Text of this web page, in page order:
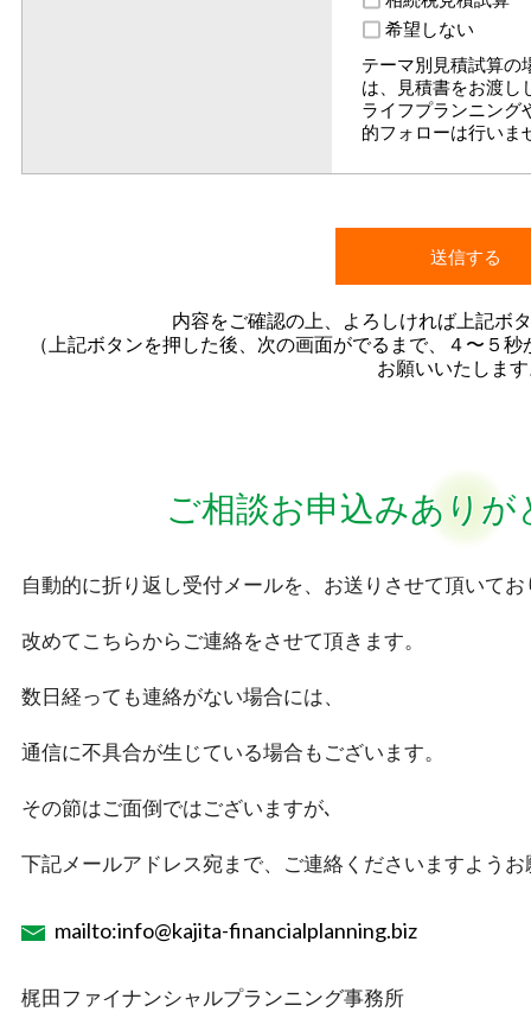
希望しない
テーマ別見積試算の
は、見積書をお渡し
ライフプランニング
的フォローは行いま
内容をご確認の上、よろしければ上記ボ
（上記ボタンを押した後、次の画面がでるまで、４〜５
お願いいたしま
ご相談お申込みあり
自動的に折り返し受付メールを、お送りさせて頂いて
改めてこちらからご連絡をさせて頂きます。
数日経っても連絡がない場合には、
通信に不具合が生じている場合もございます。
その節はご面倒ではございますが､
下記メールアドレス宛まで、ご連絡くださいますよう
mailto:info@kajita-financialplanning.biz
梶田ファイナンシャルプランニング事務所